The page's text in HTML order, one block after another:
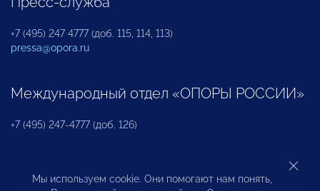
+7 (495) 247 4777 (доб. 115, 114, 113)
pressa@opora.ru
Международный отдел «ОПОРЫ РОССИИ»
+7 (495) 247-4777 (доб. 126)
Бюро по защите прав предпринимателей и
Мы используем cookie. Они помогают нам понять,